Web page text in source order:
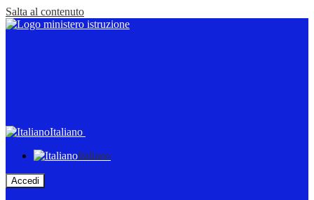
Salta al contenuto
Italiano
Italiano
Accedi